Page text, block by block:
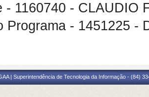
- 1160740 - CLAUDIO
Programa - 1451225 -
| Superintendência de Tecnologia da Informação - (84)